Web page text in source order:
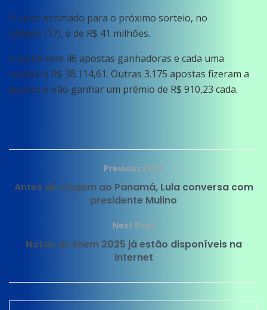
O valor estimado para o próximo sorteio, no
sábado (17), é de R$ 41 milhões.
A quina teve 46 apostas ganhadoras e cada uma
receberá R$ 38.114,61. Outras 3.175 apostas fizeram a
quadra e irão ganhar um prêmio de R$ 910,23 cada.
Previous Post
Antes de viagem ao Panamá, Lula conversa com
presidente Mulino
Next Post
Notas do Enem 2025 já estão disponíveis na
internet